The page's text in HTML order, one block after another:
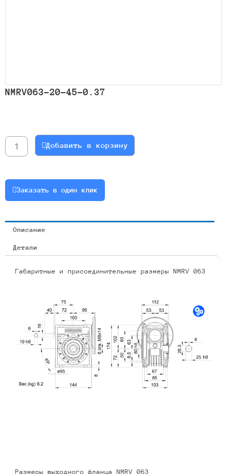
NMRV063-20-45-0.37
NMRV063-
20-
Добавить в корзину
Заказать в один клик
Описание
Детали
Габаритные и присоединительные размеры NMRV 063
Размеры выходного фланца NMRV 063